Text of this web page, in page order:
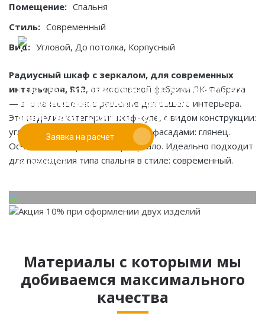
Помещение: Спальня
Стиль: Современный
Вид: Угловой, До потолка, Корпусный
Радиусный шкаф с зеркалом, для современных
интерьеров, R13, от московской фабрики ЛК-Фабрика
— это качественное решение для вашего интерьера.
Это изделие категории: шкаф-купе, с видом конструкции:
угловой до потолка корпусный, и фасадами: глянец.
Основные материалы: мдф зеркало. Идеально подходит
для помещения типа спальня в стиле: современный.
Если у вас есть эскиз то вы можете отправить его
нам для предварительной оценки
Заявка на расчет
При заказе от двух изделий
действует скидка до 10%
Работаем только по индивидуальным проектам.
Адаптируем лучшие идеи дизайнеров под Ваши
потребности.
Материалы с которыми мы
добиваемся максимального
качества